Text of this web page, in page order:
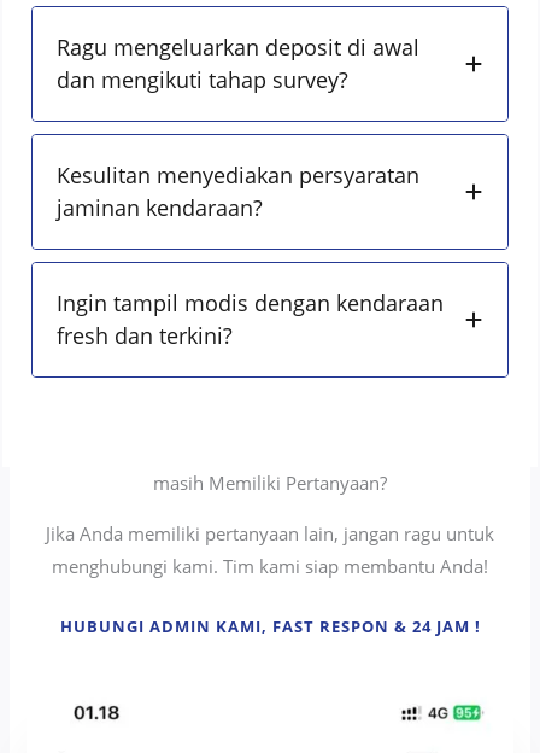
Ragu mengeluarkan deposit di awal
dan mengikuti tahap survey?
Kesulitan menyediakan persyaratan
jaminan kendaraan?
Ingin tampil modis dengan kendaraan
fresh dan terkini?
masih Memiliki Pertanyaan?
Jika Anda memiliki pertanyaan lain, jangan ragu untuk
menghubungi kami. Tim kami siap membantu Anda!
HUBUNGI ADMIN KAMI, FAST RESPON & 24 JAM !